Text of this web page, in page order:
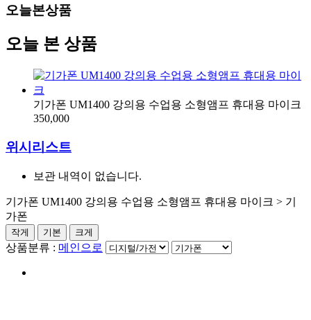
오늘본상품
오늘 본 상품
기가폰 UM1400 강의용 수업용 소형앰프 휴대용 마이크
350,000
위시리스트
보관 내역이 없습니다.
기가폰 UM1400 강의용 수업용 소형앰프 휴대용 마이크 > 기
가폰
작게 기본 크게
상품분류 : 메인으로